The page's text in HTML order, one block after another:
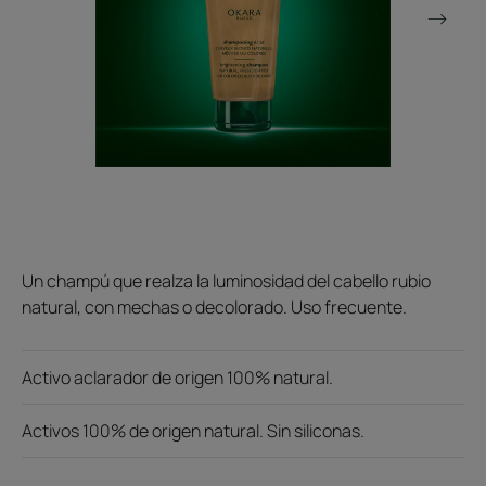
Un champú que realza la luminosidad del cabello rubio
natural, con mechas o decolorado. Uso frecuente.
Activo aclarador de origen 100% natural.
Activos 100% de origen natural. Sin siliconas.